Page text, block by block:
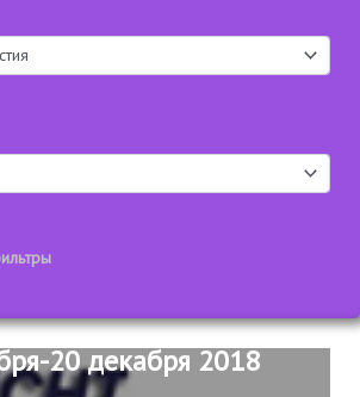
20 декабря 2018